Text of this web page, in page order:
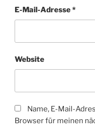
E-Mail-Adresse*
Website
Name, E-Mail-
Browser für meinen